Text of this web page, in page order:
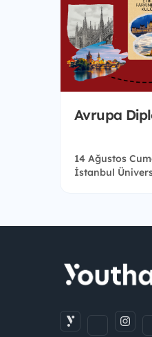
Avrupa
14 Ağustos
İstanbul